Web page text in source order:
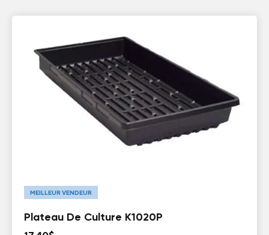
MEILLEUR VENDEUR
Plateau De Culture K1020P